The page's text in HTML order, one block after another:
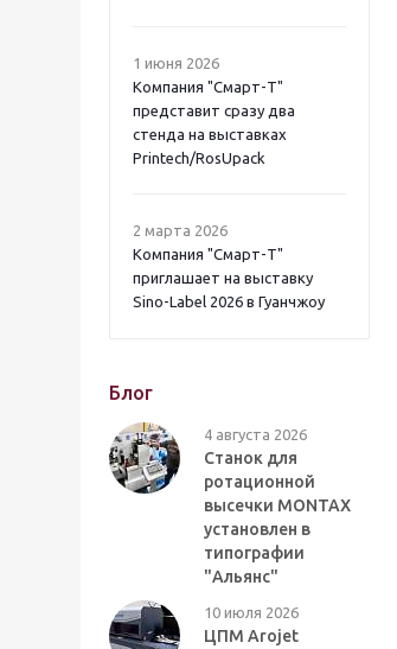
1 июня 2026
Компания "Смарт-Т"
представит сразу два
стенда на выставках
Printech/RosUpack
2 марта 2026
Компания "Смарт-Т"
приглашает на выставку
Sino-Label 2026 в Гуанчжоу
Блог
4 августа 2026
Станок для
ротационной
высечки MONTAX
установлен в
типографии
"Альянс"
10 июля 2026
ЦПМ Arojet